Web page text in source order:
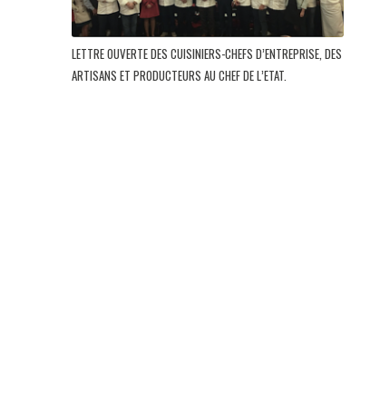
LETTRE OUVERTE DES CUISINIERS-CHEFS D’ENTREPRISE, DES
ARTISANS ET PRODUCTEURS AU CHEF DE L’ETAT.